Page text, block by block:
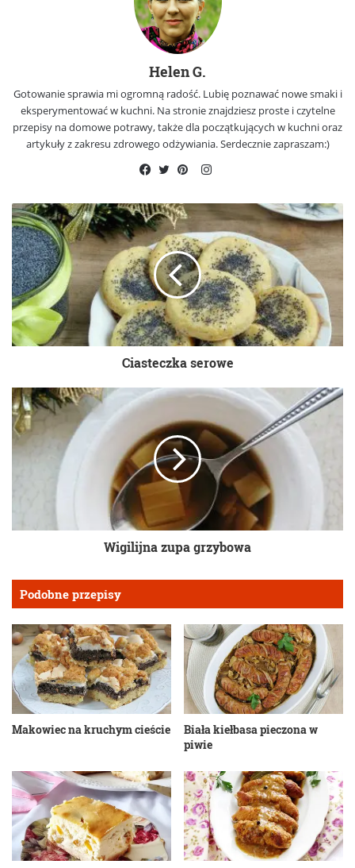
Helen G.
Gotowanie sprawia mi ogromną radość. Lubię poznawać nowe smaki i
eksperymentować w kuchni. Na stronie znajdziesz proste i czytelne
przepisy na domowe potrawy, także dla początkujących w kuchni oraz
artykuły z zakresu zdrowego odżywiania. Serdecznie zapraszam:)
Instagram
Ciasteczka serowe
Wigilijna zupa grzybowa
Podobne przepisy
Makowiec na kruchym cieście
Biała kiełbasa pieczona w
piwie